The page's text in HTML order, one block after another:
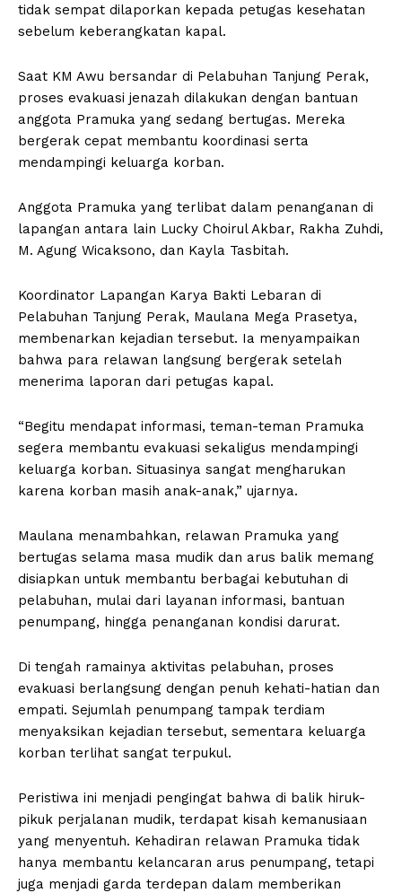
tidak sempat dilaporkan kepada petugas kesehatan
sebelum keberangkatan kapal.
Saat KM Awu bersandar di Pelabuhan Tanjung Perak,
proses evakuasi jenazah dilakukan dengan bantuan
anggota Pramuka yang sedang bertugas. Mereka
bergerak cepat membantu koordinasi serta
mendampingi keluarga korban.
Anggota Pramuka yang terlibat dalam penanganan di
lapangan antara lain Lucky Choirul Akbar, Rakha Zuhdi,
M. Agung Wicaksono, dan Kayla Tasbitah.
Koordinator Lapangan Karya Bakti Lebaran di
Pelabuhan Tanjung Perak, Maulana Mega Prasetya,
membenarkan kejadian tersebut. Ia menyampaikan
bahwa para relawan langsung bergerak setelah
menerima laporan dari petugas kapal.
“Begitu mendapat informasi, teman-teman Pramuka
segera membantu evakuasi sekaligus mendampingi
keluarga korban. Situasinya sangat mengharukan
karena korban masih anak-anak,” ujarnya.
Maulana menambahkan, relawan Pramuka yang
bertugas selama masa mudik dan arus balik memang
disiapkan untuk membantu berbagai kebutuhan di
pelabuhan, mulai dari layanan informasi, bantuan
penumpang, hingga penanganan kondisi darurat.
Di tengah ramainya aktivitas pelabuhan, proses
evakuasi berlangsung dengan penuh kehati-hatian dan
empati. Sejumlah penumpang tampak terdiam
menyaksikan kejadian tersebut, sementara keluarga
korban terlihat sangat terpukul.
Peristiwa ini menjadi pengingat bahwa di balik hiruk-
pikuk perjalanan mudik, terdapat kisah kemanusiaan
yang menyentuh. Kehadiran relawan Pramuka tidak
hanya membantu kelancaran arus penumpang, tetapi
juga menjadi garda terdepan dalam memberikan